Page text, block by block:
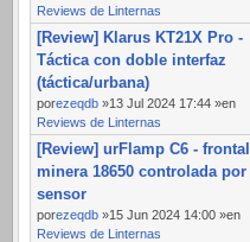
Reviews de Linternas
[Review] Klarus KT21X Pro -
Táctica con doble interfaz
(táctica/urbana)
porezeqdb »13 Jul 2024 17:44 »en
Reviews de Linternas
[Review] urFlamp C6 - frontal
minera 18650 controlada por
sensor
porezeqdb »15 Jun 2024 14:00 »en
Reviews de Linternas